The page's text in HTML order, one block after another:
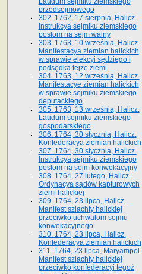
przedsejmowego
302. 1762, 17 sierpnia, Halicz.
Instrukcya sejmiku ziemskiego
posłom na sejm walny
303. 1763, 10 września, Halicz.
Manifestacya ziemian halickich
w sprawie elekcyi sędziego i
podsędka tejże ziemi
304. 1763, 12 września, Halicz.
Manifestacye ziemian halickich
w sprawie sejmiku ziemskiego
deputackiego
305. 1763, 13 września, Halicz.
Laudum sejmiku ziemskiego
gospodarskiego
306. 1764, 30 stycznia, Halicz.
Konfederacya ziemian halickich
307. 1764, 30 stycznia, Halicz.
Instrukcya sejmiku ziemskiego
posłom na sejm konwokacyjny
308. 1764, 27 lutego, Halicz.
Ordynacya sądów kapturowych
ziemi halickiej
309. 1764, 23 lipca, Halicz.
Manifest szlachty halickiej
przeciwko uchwałom sejmu
konwokacyjnego
310. 1764, 23 lipca, Halicz.
Konfederacya ziemian halickich
311. 1764, 23 lipca, Maryampol.
Manifest szlachty halickiej
przeciwko konfederacyi tegoż